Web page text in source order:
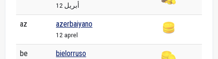
12 أبريل
az azerbaiyano
12 aprel
be bielorruso